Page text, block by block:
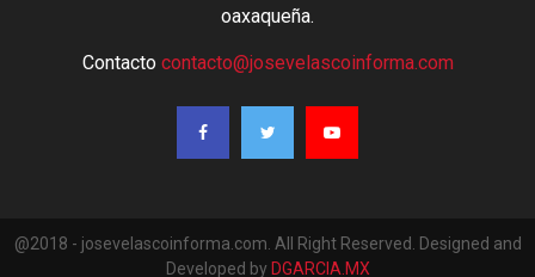
oaxaqueña.
Contacto contacto@josevelascoinforma.com
@2018 - josevelascoinforma.com. All Right Reserved. Designed and
Developed by DGARCIA.MX